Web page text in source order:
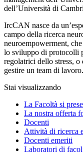
dell’Università di
IrcCAN nasce da
campo della ricerca
neuroempowerment,
lo sviluppo di protocolli
regolatrici dello stress,
gestire un team di lavoro.
Stai visualizzando
La Facoltà si
La nostra offerta
Docenti
Attività di ricerca
Docenti emeriti
Laboratori di